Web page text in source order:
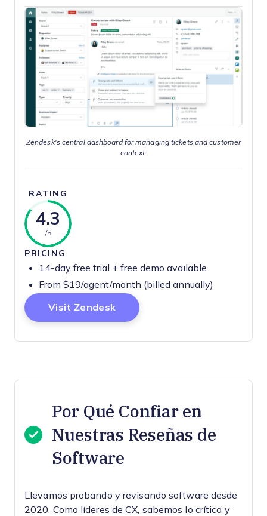
Zendesk's central dashboard for managing tickets and customer
context.
RATING
4.3
/5
PRICING
14-day free trial + free demo available
From $19/agent/month (billed annually)
Visit ZendeskOpens New Window
Por Qué Confiar en
Nuestras Reseñas de
Software
Llevamos probando y revisando software desde
2020. Como líderes de CX, sabemos lo crítico y